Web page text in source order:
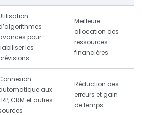
pour
les
Meilleure
allocation des
ressources
financières
aux
CRM et autres
Réduction des
erreurs et gain
de temps